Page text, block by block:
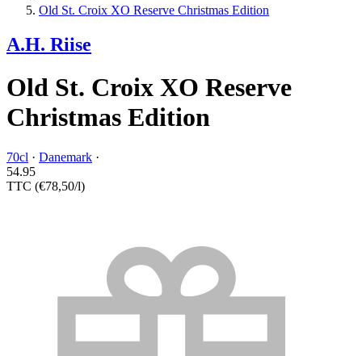
Old St. Croix XO Reserve Christmas Edition
A.H. Riise
Old St. Croix XO Reserve
Christmas Edition
70cl · Danemark ·
54.95
TTC (€78,50/l)